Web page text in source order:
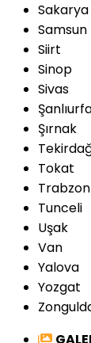
Sakarya
Samsun
Siirt
Sinop
Sivas
Şırnak
Tokat
Trabzon
Tunceli
Uşak
Van
Yalova
Yozgat